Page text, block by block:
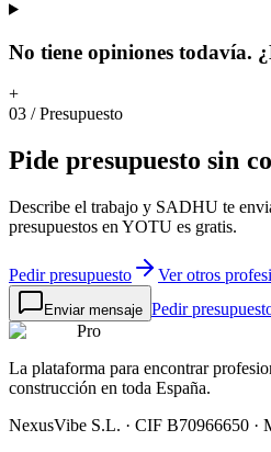
No tiene opiniones todavía.
+
03 /Presupuesto
Pide presupuesto sin
Describe el trabajo y SADHU te
presupuestos en YOTU es gratis.
Pedir presupuesto Ver otros
Enviar mensaje Pedir
Pro
La plataforma para encontrar
construcción en toda España.
NexusVibe S.L. · CIF B70966650 ·